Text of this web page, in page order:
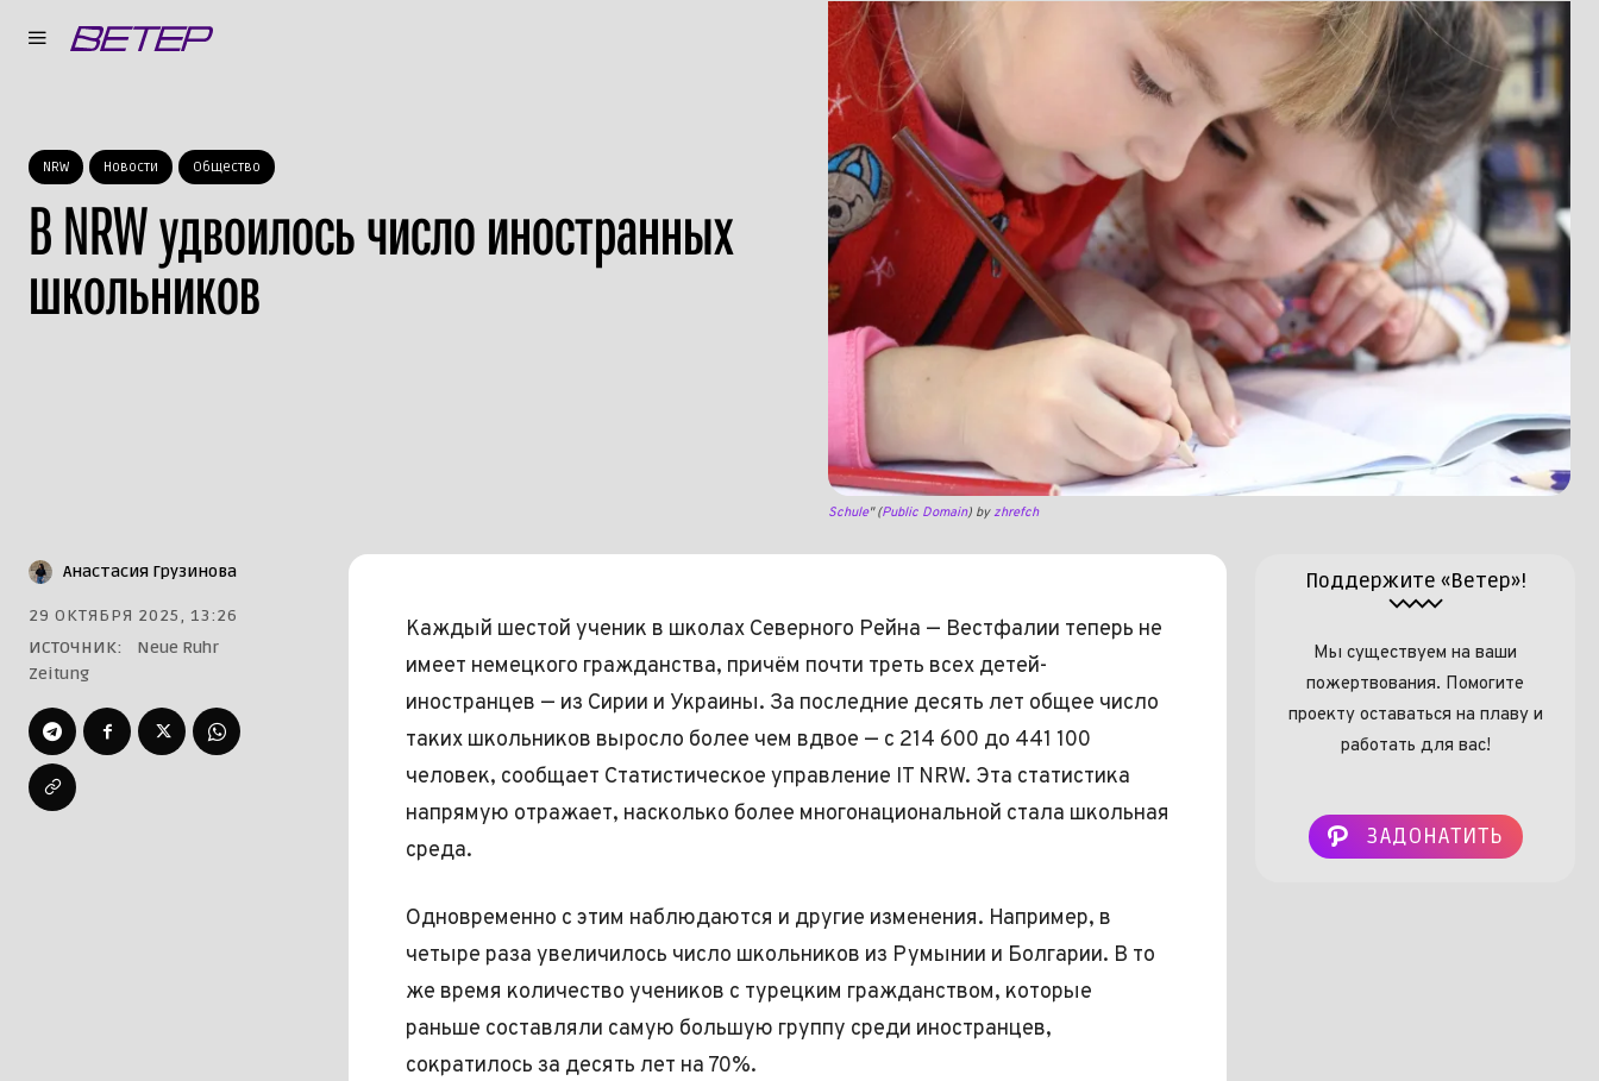
NRW Новости Общество
В NRW удвоилось число иностранных
школьников
Schule" (Public Domain) byzhrefch
Анастасия Грузинова
29 ОКТЯБРЯ 2025, 13:26
ИСТОЧНИК:
Neue Ruhr
Zeitung
Каждый шестой ученик в школах Северного Рейна — Вестфалии теперь не
имеет немецкого гражданства, причём почти треть всех детей-
иностранцев — из Сирии и Украины. За последние десять лет общее число
таких школьников выросло более чем вдвое — с 214 600 до 441 100
человек, сообщает Статистическое управление IT NRW. Эта статистика
напрямую отражает, насколько более многонациональной стала школьная
среда.
Одновременно с этим наблюдаются и другие изменения. Например, в
четыре раза увеличилось число школьников из Румынии и Болгарии. В то
же время количество учеников с турецким гражданством, которые
раньше составляли самую большую группу среди иностранцев,
сократилось за десять лет на 70%.
Поддержите «Ветер»!
Мы существуем на ваши
пожертвования. Помогите
проекту оставаться на плаву и
работать для вас!
ЗАДОНАТИТЬ